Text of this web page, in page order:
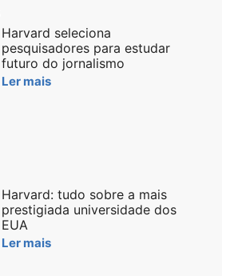
Harvard seleciona
pesquisadores para estudar
futuro do jornalismo
Ler mais
Harvard: tudo sobre a mais
prestigiada universidade dos
EUA
Ler mais